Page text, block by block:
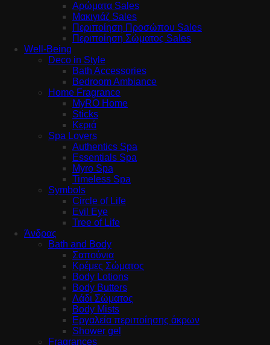
Αρώματα Sales
Μακιγιάζ Sales
Περιποίηση Προσώπου Sales
Περιποίηση Σώματος Sales
Well-Being
Deco in Style
Bath Accessories
Bedroom Ambiance
Home Fragrance
MyRO Home
Sticks
Κεριά
Spa Lovers
Authentics Spa
Essentials Spa
Myro Spa
Timeless Spa
Symbols
Circle of Life
Evil Eye
Tree of Life
Άνδρας
Bath and Body
Σαπούνια
Κρέμες Σώματος
Body Lotions
Body Butters
Λάδι Σώματος
Body Mists
Εργαλεία περιποίησης άκρων
Shower gel
Fragrances